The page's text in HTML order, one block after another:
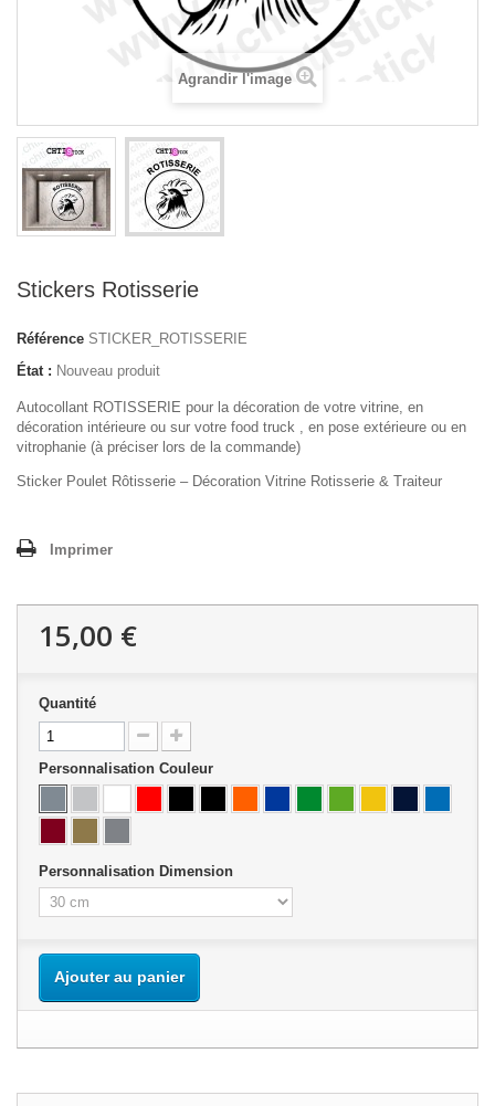
Agrandir l'image
Stickers Rotisserie
Référence STICKER_ROTISSERIE
État : Nouveau produit
Autocollant ROTISSERIE pour la décoration de votre vitrine, en
décoration intérieure ou sur votre food truck , en pose extérieure ou en
vitrophanie (à préciser lors de la commande)
Sticker Poulet Rôtisserie – Décoration Vitrine Rotisserie & Traiteur
Imprimer
15,00 €
Quantité
Personnalisation Couleur
Personnalisation Dimension
Ajouter au panier